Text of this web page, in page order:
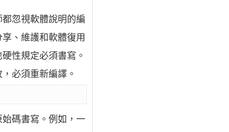
忽視軟體說明的編
、維護和軟體復用
性規定必須書寫。
必須重新編譯。
碼書寫。例如，一